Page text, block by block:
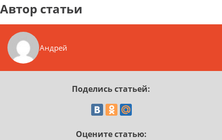
Автор статьи
Андрей
Поделись статьей:
Оцените статью: